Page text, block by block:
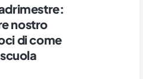
nostro
di come